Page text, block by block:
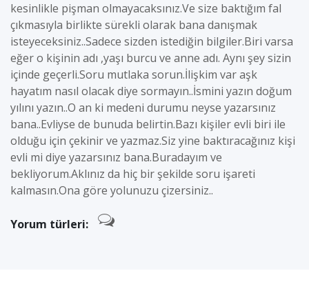
kesinlikle pişman olmayacaksınız.Ve size baktığım fal
çıkmasıyla birlikte sürekli olarak bana danışmak
isteyeceksiniz..Sadece sizden istediğin bilgiler.Biri varsa
eğer o kişinin adı ,yaşı burcu ve anne adı. Aynı şey sizin
içinde geçerli.Soru mutlaka sorun.İlişkim var aşk
hayatım nasıl olacak diye sormayın..İsmini yazın doğum
yılını yazın..O an ki medeni durumu neyse yazarsınız
bana..Evliyse de bunuda belirtin.Bazı kişiler evli biri ile
olduğu için çekinir ve yazmaz.Siz yine baktıracağınız kişi
evli mi diye yazarsınız bana.Buradayım ve
bekliyorum.Aklınız da hiç bir şekilde soru işareti
kalmasın.Ona göre yolunuzu çizersiniz..
Yorum türleri: